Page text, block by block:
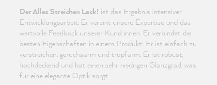
Der Alles Streichen Lack! ist das Ergebnis intensiver
Entwicklungsarbeit. Er vereint unsere Expertise und das
wertvolle Feedback unserer Kund:innen. Er verbindet die
besten Eigenschaften in einem Produkt: Er ist einfach zu
verstreichen, geruchsarm und tropfarm. Er ist robust,
hochdeckend und hat einen sehr niedrigen Glanzgrad, was
für eine elegante Optik sorgt.